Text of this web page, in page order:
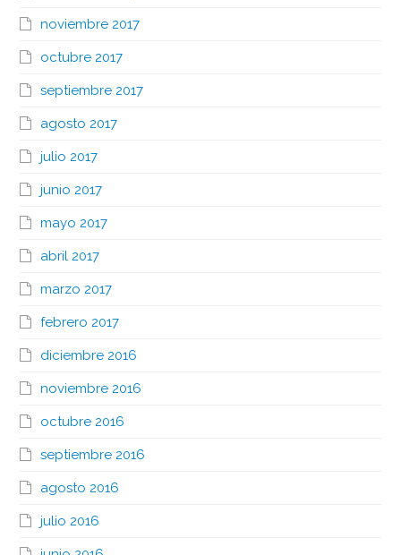
noviembre 2017
octubre 2017
septiembre 2017
agosto 2017
julio 2017
junio 2017
mayo 2017
abril 2017
marzo 2017
febrero 2017
diciembre 2016
noviembre 2016
octubre 2016
septiembre 2016
agosto 2016
julio 2016